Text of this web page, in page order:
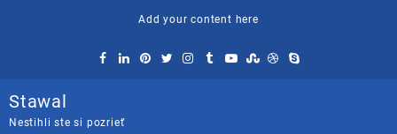
Add your content here
Stawal
Nestihli ste si pozrieť